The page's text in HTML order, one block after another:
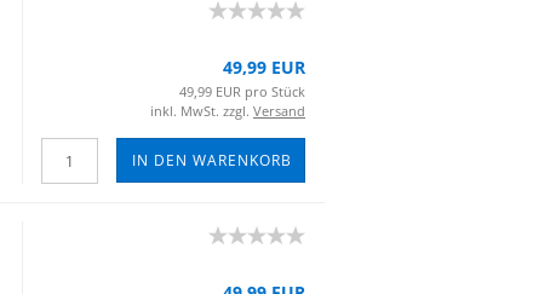
49,99 EUR
49,99 EUR pro Stück
inkl. MwSt. zzgl. Versand
IN DEN WARENKORB